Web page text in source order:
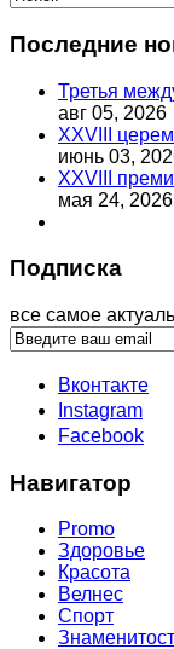
Последние
Третья
авг 05, 2026
XXVIII
июнь 03,
XXVIII
мая 24, 2026
Подписка
все самое
Вконтакте
Instagram
Facebook
Навигатор
Promo
Здоровье
Красота
Велнес
Спорт